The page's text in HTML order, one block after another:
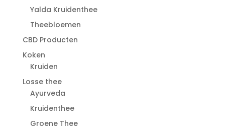
Yalda Kruidenthee
Theebloemen
CBD Producten
Koken
Kruiden
Losse thee
Ayurveda
Kruidenthee
Groene Thee